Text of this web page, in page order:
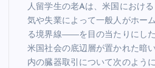
人留学生の老Aは、米国におけ
気や失業によって一般人がホー
る境界線――を目の当たりにした
米国社会の底辺層が置かれた暗
内の臓器取引について次のよう